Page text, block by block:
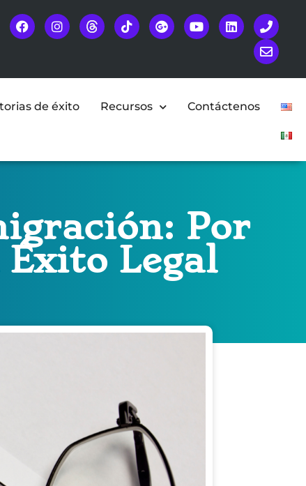
de éxito Recursos Contáctenos
Por
Legal